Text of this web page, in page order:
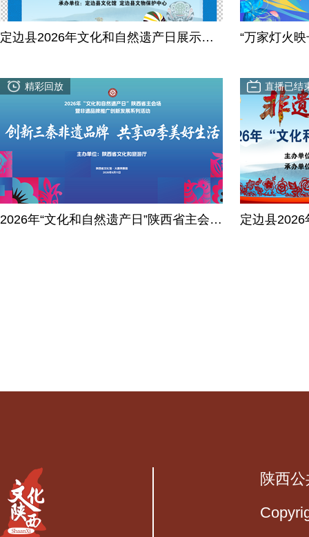
定边县2026年文化和自然遗产日展示展
“万家灯火
精彩回放
2026年“文化和自然遗产日”陕西省主会场
直播已结
定边县2026
陕西